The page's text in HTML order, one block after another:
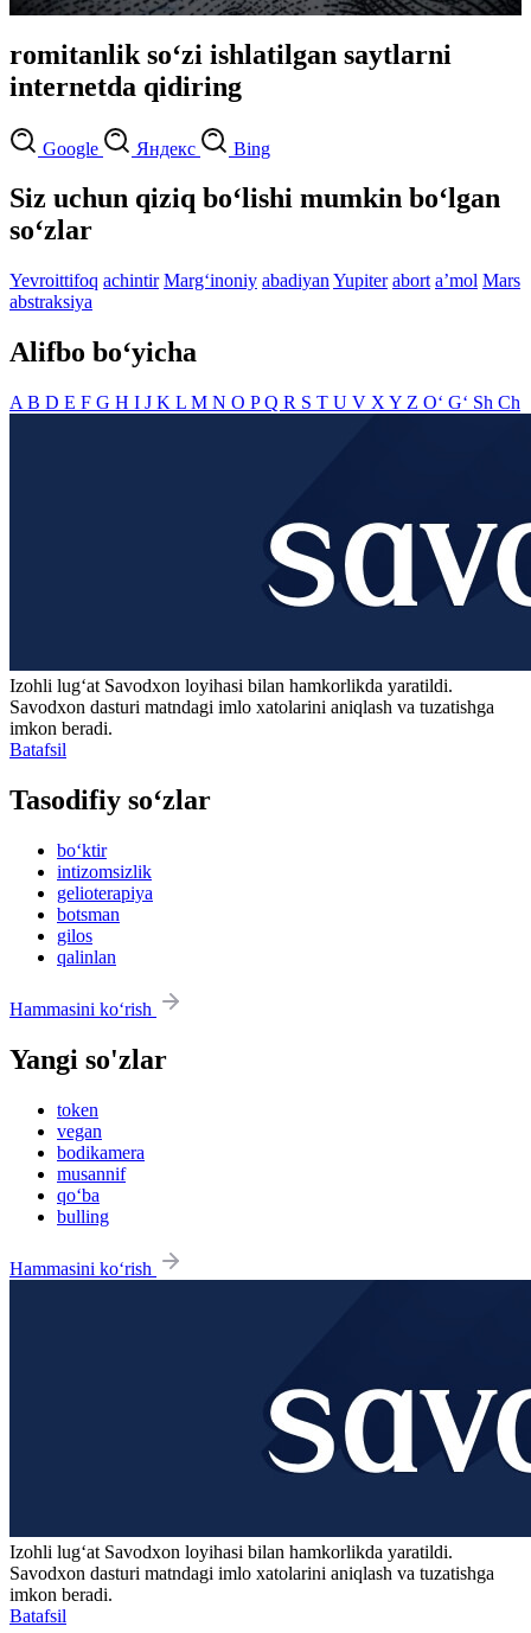
romitanlik so‘zi ishlatilgan saytlarni
internetda qidiring
Google Яндекс Bing
Siz uchun qiziq bo‘lishi mumkin bo‘lgan
so‘zlar
Yevroittifoq achintir Marg‘inoniy abadiyan Yupiter abort aʼmol Mars
abstraksiya
Alifbo bo‘yicha
A B D E F G H I J K L M N O PQ R S T U V X Y Z O‘ G‘ Sh Ch
Izohli lugʻat Savodxon loyihasi bilan hamkorlikda yaratildi.
Savodxon dasturi matndagi imlo xatolarini aniqlash va tuzatishga
imkon beradi.
Batafsil
Tasodifiy so‘zlar
bo‘ktir
intizomsizlik
gelioterapiya
botsman
gilos
qalinlan
Hammasini ko‘rish
Yangi so'zlar
token
vegan
bodikamera
musannif
qo‘ba
bulling
Hammasini ko‘rish
Izohli lugʻat Savodxon loyihasi bilan hamkorlikda yaratildi.
Savodxon dasturi matndagi imlo xatolarini aniqlash va tuzatishga
imkon beradi.
Batafsil